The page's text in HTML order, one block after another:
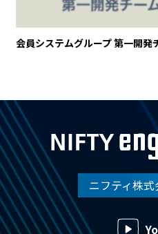
会員システムグループ 第一開発
ニフティ株